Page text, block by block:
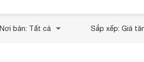
Nơi bán: Tất cả Sắp xếp: Giá